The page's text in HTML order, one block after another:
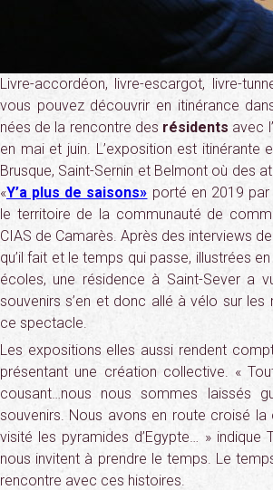
Livre-accordéon, livre-escargot, livre-
vous pouvez découvrir en itinérance
nées de la rencontre des résidents avec
en mai et juin. L’exposition est itinérante
Brusque, Saint-Sernin et Belmont où des
«Y’a plus de saisons» porté en 2019 par
le territoire de la communauté de
CIAS de Camarès. Après des interviews
qu’il fait et le temps qui passe, illustrées
écoles, une résidence à Saint-Sever a
souvenirs s’en et donc allé à vélo sur
ce spectacle.
Les expositions elles aussi rendent
présentant une création collective. «
cousant…nous nous sommes laissés
souvenirs. Nous avons en route croisé
visité les pyramides d’Egypte… »
nous invitent à prendre le temps. Le
rencontre avec ces histoires.